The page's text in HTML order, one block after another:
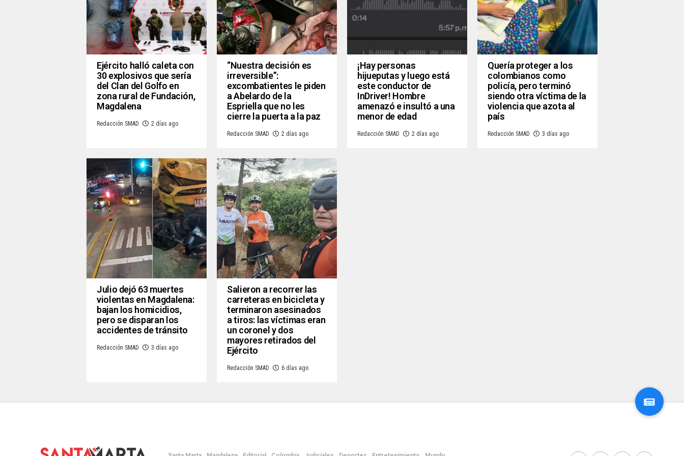
Ejército halló caleta con
30 explosivos que sería
del Clan del Golfo en
zona rural de Fundación,
Magdalena
Redacción SMAD 2 días ago
“Nuestra decisión es
irreversible”:
excombatientes le piden
a Abelardo de la
Espriella que no les
cierre la puerta a la paz
Redacción SMAD 2 días ago
¡Hay personas
hijueputas y luego está
este conductor de
InDriver! Hombre
amenazó e insultó a una
menor de edad
Redacción SMAD 2 días ago
Quería proteger a los
colombianos como
policía, pero terminó
siendo otra víctima de la
violencia que azota al
país
Redacción SMAD 3 días ago
Julio dejó 63 muertes
violentas en Magdalena:
bajan los homicidios,
pero se disparan los
accidentes de tránsito
Redacción SMAD 3 días ago
Salieron a recorrer las
carreteras en bicicleta y
terminaron asesinados
a tiros: las víctimas eran
un coronel y dos
mayores retirados del
Ejército
Redacción SMAD 6 días ago